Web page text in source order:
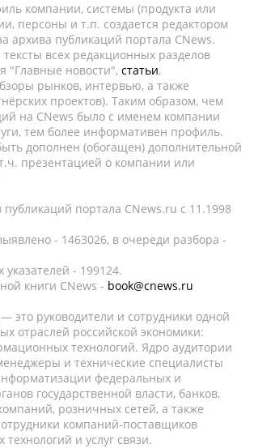
компании, системы (продукта или
персоны и т.п. создается редактором
архива публикаций портала CNews.
всех редакционных разделов
"Главные новости", статьи,
рынков, интервью, а также
проектов). Таким образом, чем
на CNews было с именем компании
тем более информативен профиль.
дополнен (обогащен) дополнительной
презентацией о компании или
портала CNews.ru c 11.1998
- 1463026, в очереди разбора -
- 199124.
книги CNews - book@cnews.ru
это руководители и сотрудники одной
отраслей российской экономики:
технологий. Ядро аудитории
и технические специалисты
федеральных и
государственной власти, банков,
розничных сетей, а также
компаний-поставщиков
и услуг связи.